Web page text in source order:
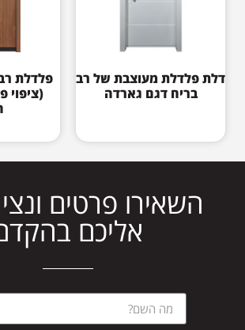
דלת פלדלת מעוצבת של רב
בריח דגם גארדה
(ציפוי
השאירו פרטים
אליכם